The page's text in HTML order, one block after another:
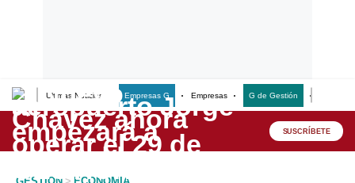
Últimas Noticias Empresas G Empresas G de Gestión
Lo último
Peru Quiosco SUSCRÍBETE